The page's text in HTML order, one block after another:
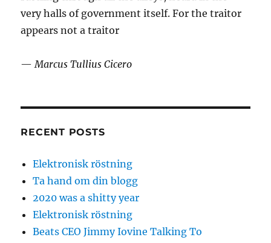
very halls of government itself. For the traitor
appears not a traitor
—Marcus Tullius Cicero
RECENT POSTS
Elektronisk röstning
Ta hand om din blogg
2020 was a shitty year
Elektronisk röstning
Beats CEO Jimmy Iovine Talking To